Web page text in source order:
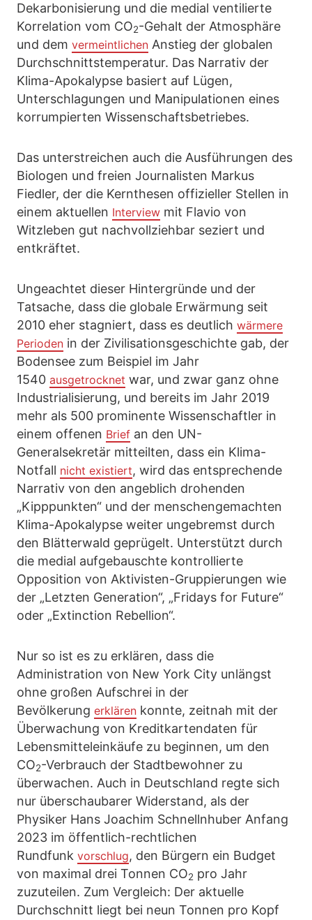
Dekarbonisierung und die medial ventilierte
Korrelation vom CO2-Gehalt der Atmosphäre
und dem vermeintlichen Anstieg der globalen
Durchschnittstemperatur. Das Narrativ der
Klima-Apokalypse basiert auf Lügen,
Unterschlagungen und Manipulationen eines
korrumpierten Wissenschaftsbetriebes.
Das unterstreichen auch die Ausführungen des
Biologen und freien Journalisten Markus
Fiedler, der die Kernthesen offizieller Stellen in
einem aktuellen Interview mit Flavio von
Witzleben gut nachvollziehbar seziert und
entkräftet.
Ungeachtet dieser Hintergründe und der
Tatsache, dass die globale Erwärmung seit
2010 eher stagniert, dass es deutlich wärmere
Perioden in der Zivilisationsgeschichte gab, der
Bodensee zum Beispiel im Jahr
1540 ausgetrocknet war, und zwar ganz ohne
Industrialisierung, und bereits im Jahr 2019
mehr als 500 prominente Wissenschaftler in
einem offenen Brief an den UN-
Generalsekretär mitteilten, dass ein Klima-
Notfall nicht existiert, wird das entsprechende
Narrativ von den angeblich drohenden
„Kipppunkten“ und der menschengemachten
Klima-Apokalypse weiter ungebremst durch
den Blätterwald geprügelt. Unterstützt durch
die medial aufgebauschte kontrollierte
Opposition von Aktivisten-Gruppierungen wie
der „Letzten Generation“, „Fridays for Future“
oder „Extinction Rebellion“.
Nur so ist es zu erklären, dass die
Administration von New York City unlängst
ohne großen Aufschrei in der
Bevölkerung erklären konnte, zeitnah mit der
Überwachung von Kreditkartendaten für
Lebensmitteleinkäufe zu beginnen, um den
CO2-Verbrauch der Stadtbewohner zu
überwachen. Auch in Deutschland regte sich
nur überschaubarer Widerstand, als der
Physiker Hans Joachim Schnellnhuber Anfang
2023 im öffentlich-rechtlichen
Rundfunk vorschlug, den Bürgern ein Budget
von maximal drei Tonnen CO2 pro Jahr
zuzuteilen. Zum Vergleich: Der aktuelle
Durchschnitt liegt bei neun Tonnen pro Kopf